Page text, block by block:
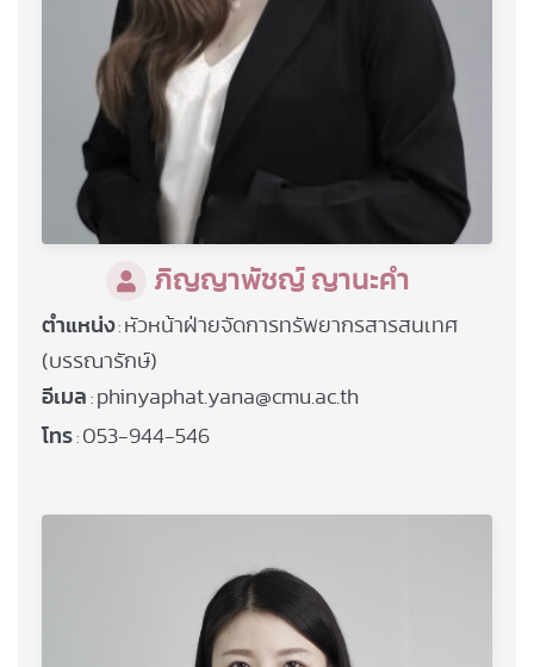
ภิญญาพัชญ์ ญานะคำ
ตำแหน่ง: หัวหน้าฝ่ายจัดการทรัพยากรสารสนเทศ
(บรรณารักษ์)
อีเมล : phinyaphat.yana@cmu.ac.th
โทร : 053-944-546